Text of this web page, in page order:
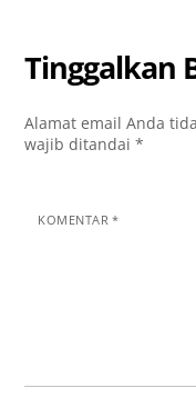
Tinggalkan
Alamat email Anda
wajib ditandai*
KOMENTAR*